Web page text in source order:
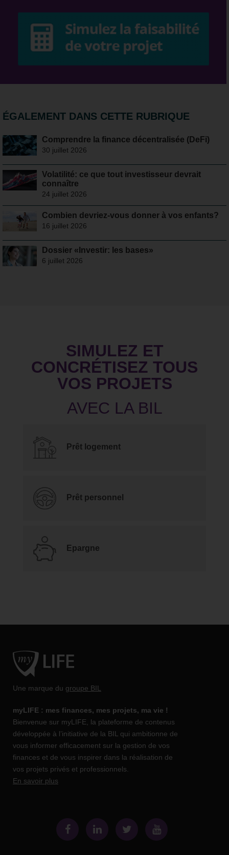
ÉGALEMENT DANS CETTE RUBRIQUE
Comprendre la finance décentralisée (DeFi)
30 juillet 2026
Volatilité: ce que tout investisseur devrait
connaître
24 juillet 2026
Combien devriez-vous donner à vos enfants?
16 juillet 2026
Dossier «Investir: les bases»
6 juillet 2026
SIMULEZ ET
CONCRÉTISEZ TOUS
VOS PROJETS
Prêt logement
Prêt personnel
Epargne
Une marque du groupe BIL
myLIFE : mes finances, mes projets, ma vie !
Bienvenue sur myLIFE, la plateforme de contenus
développée à l’initiative de la BIL qui ambitionne de
vous informer efficacement sur la gestion de vos
finances et de vous inspirer dans la réalisation de
vos projets privés et professionnels.
En savoir plus